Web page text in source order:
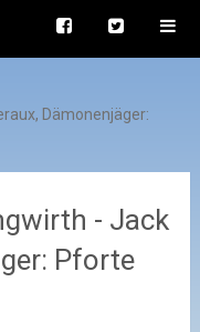
Dämonenjäger:
- Jack
Pforte